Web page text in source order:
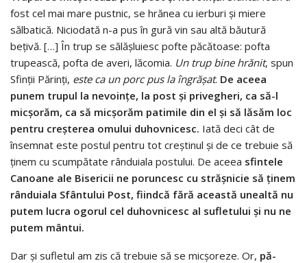
fost cel mai mare pustnic, se hrănea cu ierburi şi miere
sălba­tică. Niciodată n-a pus în gură vin sau altă băutură
beţivă. […] În trup se sălăşluiesc pofte păcătoase: pofta
trupească, pofta de averi, lăcomia. Un trup bine hrănit, spun
Sfinţii Părinţi, este ca un porc pus la îngră­şat. De aceea
punem trupul la nevoinţe, la post şi privegheri, ca să-l
micşorăm, ca să micşorăm patimile din el şi să lăsăm loc
pentru creşterea omului duhovnicesc. Iată deci cât de
însemnat este postul pentru tot creştinul şi de ce trebuie să
ţinem cu scumpătate rânduiala postului. De aceea sfintele
Canoane ale Bisericii ne poruncesc cu străşnicie să ţinem
rânduiala Sfântu­lui Post, fiindcă fără această unealtă nu
putem lucra ogorul cel duhovnicesc al sufletului şi nu ne
putem mântui.
Dar şi sufletul am zis că trebuie să se micşoreze. Or, pă­